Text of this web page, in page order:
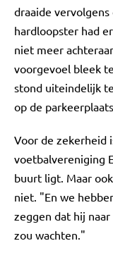
draaide
hardloopster had
niet meer
voorgevoel bleek
stond uiteindelijk
op de
Voor de zekerheid
voetbalvereniging
buurt ligt. Maar
niet. "En we
zeggen dat hij
zou wachten."